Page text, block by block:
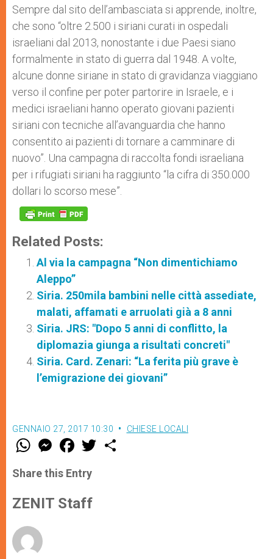
Sempre dal sito dell’ambasciata si apprende, inoltre,
che sono “oltre 2.500 i siriani curati in ospedali
israeliani dal 2013, nonostante i due Paesi siano
formalmente in stato di guerra dal 1948. A volte,
alcune donne siriane in stato di gravidanza viaggiano
verso il confine per poter partorire in Israele, e i
medici israeliani hanno operato giovani pazienti
siriani con tecniche all’avanguardia che hanno
consentito ai pazienti di tornare a camminare di
nuovo”. Una campagna di raccolta fondi israeliana
per i rifugiati siriani ha raggiunto “la cifra di 350.000
dollari lo scorso mese”.
Related Posts:
Al via la campagna “Non dimentichiamo
Aleppo”
Siria. 250mila bambini nelle città assediate,
malati, affamati e arruolati già a 8 anni
Siria. JRS: "Dopo 5 anni di conflitto, la
diplomazia giunga a risultati concreti"
Siria. Card. Zenari: “La ferita più grave è
l’emigrazione dei giovani”
GENNAIO 27, 2017 10:30 CHIESE LOCALI
W
t
s
p
p
M
e
s
e
g
e
F
a
e
b
o
k
w
Share this Entry
ZENIT Staff